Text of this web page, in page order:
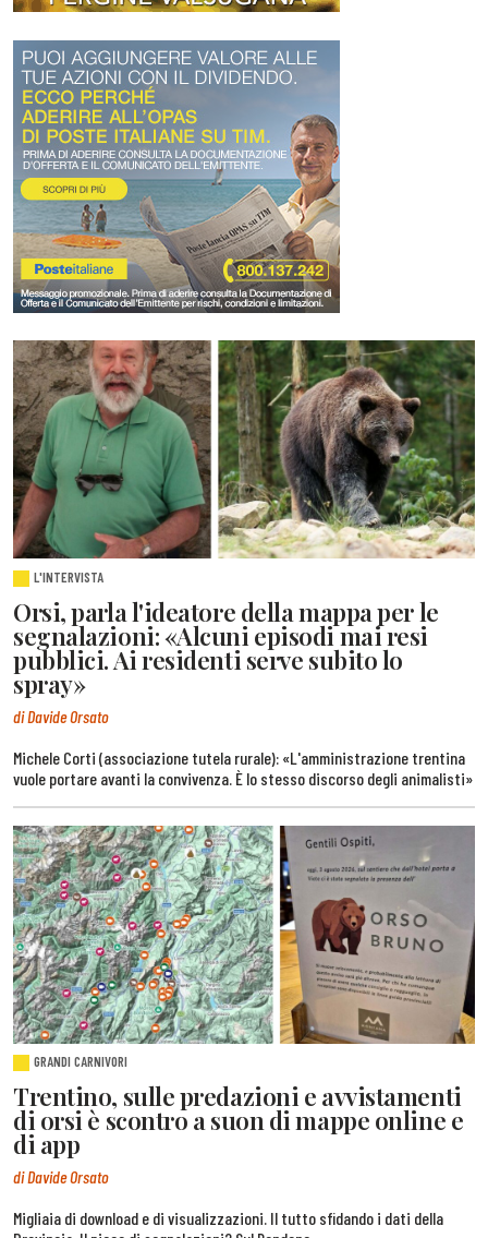
L'INTERVISTA
Orsi, parla l'ideatore della mappa per le
segnalazioni: «Alcuni episodi mai resi
pubblici. Ai residenti serve subito lo
spray»
di Davide Orsato
Michele Corti (associazione tutela rurale): «L'amministrazione trentina
vuole portare avanti la convivenza. È lo stesso discorso degli animalisti»
GRANDI CARNIVORI
Trentino, sulle predazioni e avvistamenti
di orsi è scontro a suon di mappe online e
di app
di Davide Orsato
Migliaia di download e di visualizzazioni. Il tutto sfidando i dati della